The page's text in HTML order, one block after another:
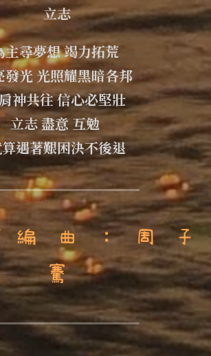
立志
主尋夢想 竭力拓荒
發光 光照耀黑暗各邦
神共往 信心必堅壯
立志 盡意 互勉
遇著艱困決不後退
編 曲 ： 周 子
騫